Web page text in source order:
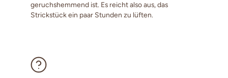
geruchshemmend ist. Es reicht also aus, das
Strickstück ein paar Stunden zu lüften.